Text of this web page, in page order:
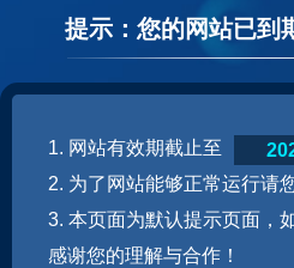
提示：您的网站已到
1. 网站有效期截止至
2. 为了网站能够正常运行请
3. 本页面为默认提示页面，
感谢您的理解与合作！